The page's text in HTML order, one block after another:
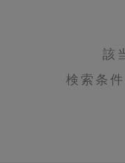
該
検索条